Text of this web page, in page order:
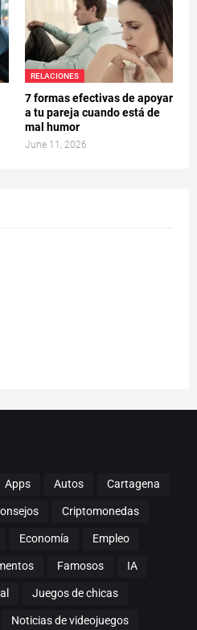
RELACIONES
7 formas efectivas de apoyar
a tu pareja cuando está de
mal humor
June 11, 2026
Apps Autos Cartagena
Criptomonedas
Economía Empleo
Famosos IA
Juegos de chicas
Noticias de videojuegos